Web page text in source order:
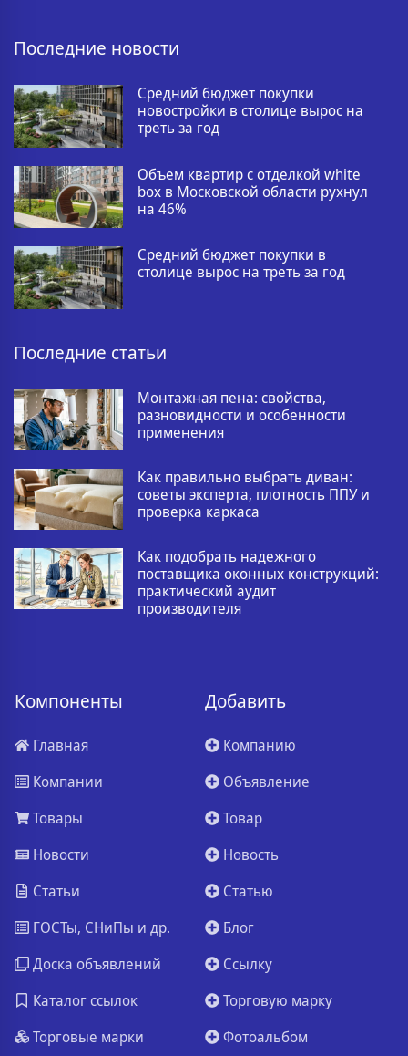
Последние новости
Средний бюджет покупки
новостройки в столице вырос на
треть за год
Объем квартир с отделкой white
box в Московской области рухнул
на 46%
Средний бюджет покупки в
столице вырос на треть за год
Последние статьи
Монтажная пена: свойства,
разновидности и особенности
применения
Как правильно выбрать диван:
советы эксперта, плотность ППУ и
проверка каркаса
Как подобрать надежного
поставщика оконных конструкций:
практический аудит
производителя
Компоненты
Главная
Компании
Товары
Новости
Статьи
ГОСТы, СНиПы и др.
Доска объявлений
Каталог ссылок
Торговые марки
Добавить
Компанию
Объявление
Товар
Новость
Статью
Блог
Ссылку
Торговую марку
Фотоальбом